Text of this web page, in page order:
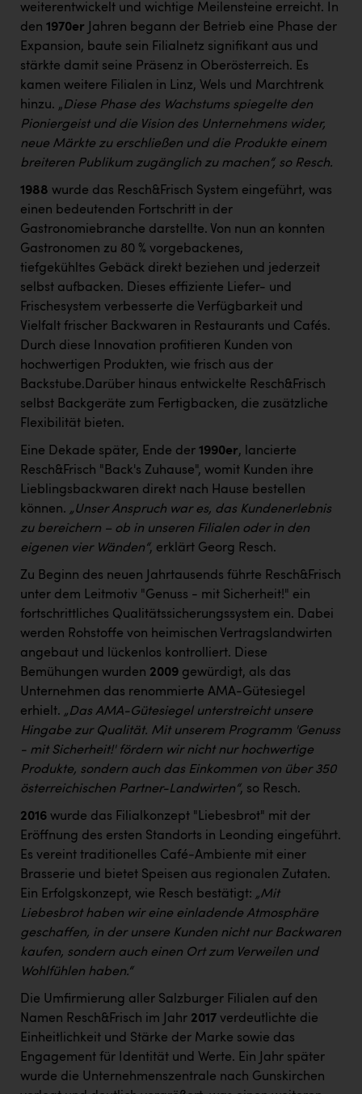
weiterentwickelt und wichtige Meilensteine erreicht. In
den 1970er Jahren begann der Betrieb eine Phase der
Expansion, baute sein Filialnetz signifikant aus und
stärkte damit seine Präsenz in Oberösterreich. Es
kamen weitere Filialen in Linz, Wels und Marchtrenk
hinzu. „Diese Phase des Wachstums spiegelte den
Pioniergeist und die Vision des Unternehmens wider,
neue Märkte zu erschließen und die Produkte einem
breiteren Publikum zugänglich zu machen“, so Resch.
1988 wurde das Resch&Frisch System eingeführt, was
einen bedeutenden Fortschritt in der
Gastronomiebranche darstellte. Von nun an konnten
Gastronomen zu 80 % vorgebackenes,
tiefgekühltes Gebäck direkt beziehen und jederzeit
selbst aufbacken. Dieses effiziente Liefer- und
Frischesystem verbesserte die Verfügbarkeit und
Vielfalt frischer Backwaren in Restaurants und Cafés.
Durch diese Innovation profitieren Kunden von
hochwertigen Produkten, wie frisch aus der
Backstube.Darüber hinaus entwickelte Resch&Frisch
selbst Backgeräte zum Fertigbacken, die zusätzliche
Flexibilität bieten.
Eine Dekade später, Ende der 1990er, lancierte
Resch&Frisch "Back's Zuhause", womit Kunden ihre
Lieblingsbackwaren direkt nach Hause bestellen
können. „Unser Anspruch war es, das Kundenerlebnis
zu bereichern – ob in unseren Filialen oder in den
eigenen vier Wänden“, erklärt Georg Resch.
Zu Beginn des neuen Jahrtausends führte Resch&Frisch
unter dem Leitmotiv "Genuss - mit Sicherheit!" ein
fortschrittliches Qualitätssicherungssystem ein. Dabei
werden Rohstoffe von heimischen Vertragslandwirten
angebaut und lückenlos kontrolliert. Diese
Bemühungen wurden 2009 gewürdigt, als das
Unternehmen das renommierte AMA-Gütesiegel
erhielt. „Das AMA-Gütesiegel unterstreicht unsere
Hingabe zur Qualität. Mit unserem Programm 'Genuss
- mit Sicherheit!' fördern wir nicht nur hochwertige
Produkte, sondern auch das Einkommen von über 350
österreichischen Partner-Landwirten“, so Resch.
2016 wurde das Filialkonzept "Liebesbrot" mit der
Eröffnung des ersten Standorts in Leonding eingeführt.
Es vereint traditionelles Café-Ambiente mit einer
Brasserie und bietet Speisen aus regionalen Zutaten.
Ein Erfolgskonzept, wie Resch bestätigt: „Mit
Liebesbrot haben wir eine einladende Atmosphäre
geschaffen, in der unsere Kunden nicht nur Backwaren
kaufen, sondern auch einen Ort zum Verweilen und
Wohlfühlen haben.“
Die Umfirmierung aller Salzburger Filialen auf den
Namen Resch&Frisch im Jahr 2017 verdeutlichte die
Einheitlichkeit und Stärke der Marke sowie das
Engagement für Identität und Werte. Ein Jahr später
wurde die Unternehmenszentrale nach Gunskirchen